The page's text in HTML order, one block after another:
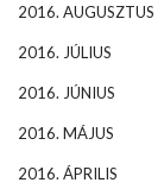
2016. AUGUSZTUS
2016. JÚLIUS
2016. JÚNIUS
2016. MÁJUS
2016. ÁPRILIS